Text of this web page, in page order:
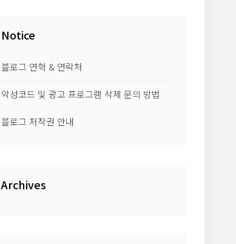
Notice
블로그 연혁 & 연락처
악성코드 및 광고 프로그램 삭제 문의 방법
블로그 저작권 안내
Archives